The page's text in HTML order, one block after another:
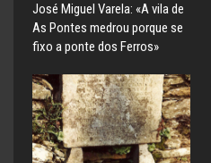
José Miguel Varela: «A vila de
As Pontes medrou porque se
fixo a ponte dos Ferros»